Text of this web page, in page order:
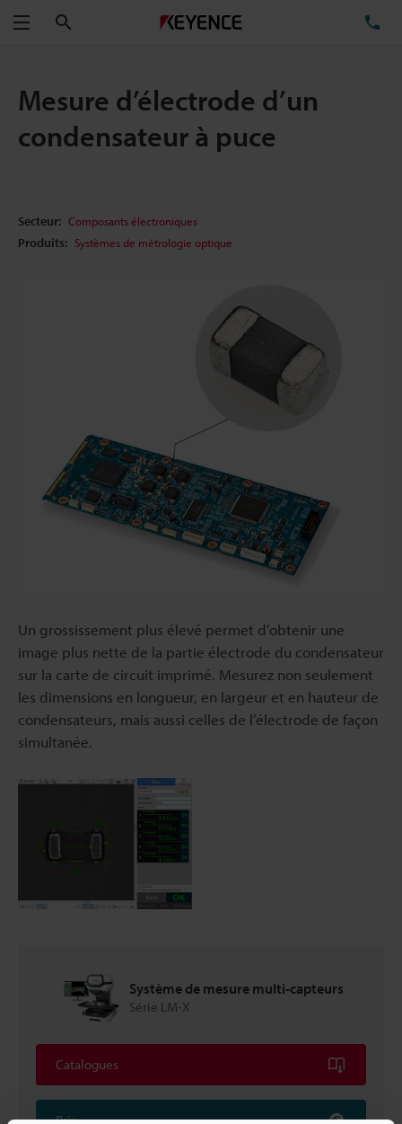
Menu
Mesure d’électrode d’un
condensateur à puce
Secteur: Composants électroniques
Produits: Systèmes de métrologie optique
Un grossissement plus élevé permet d’obtenir une
image plus nette de la partie électrode du condensateur
sur la carte de circuit imprimé. Mesurez non seulement
les dimensions en longueur, en largeur et en hauteur de
condensateurs, mais aussi celles de l’électrode de façon
simultanée.
Système de mesure multi-capteurs
Série LM-X
Catalogues
Prix